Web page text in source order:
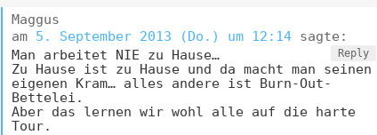
Maggus
am 5. September 2013 (Do.) um 12:14 sagte:
Reply
Man arbeitet NIE zu Hause…
Zu Hause ist zu Hause und da macht man seinen
eigenen Kram… alles andere ist Burn-Out-
Bettelei.
Aber das lernen wir wohl alle auf die harte
Tour.